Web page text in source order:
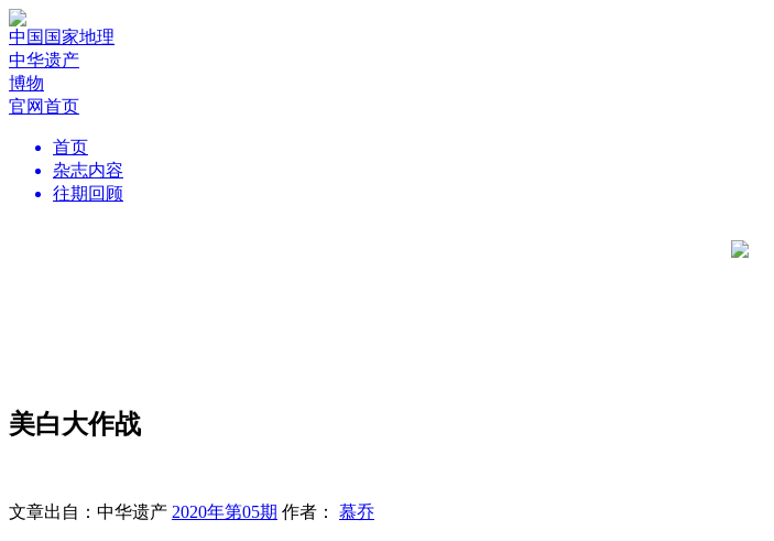
中国国家地理
中华遗产
博物
官网首页
首页
杂志内容
往期回顾
美白大作战
文章出自：中华遗产 2020年第05期 作者： 慕乔